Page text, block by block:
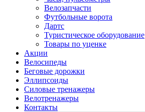
Велозапчасти
Футбольные ворота
Дартс
Туристическое оборудование
Товары по уценке
Акции
Велосипеды
Беговые дорожки
Эллипсоиды
Силовые тренажеры
Велотренажеры
Контакты